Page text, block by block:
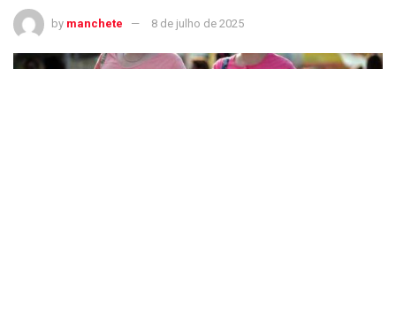
by manchete 8 de julho de 2025